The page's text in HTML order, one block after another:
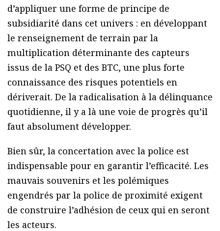
d’appliquer une forme de principe de
subsidiarité dans cet univers : en développant
le renseignement de terrain par la
multiplication déterminante des capteurs
issus de la PSQ et des BTC, une plus forte
connaissance des risques potentiels en
dériverait. De la radicalisation à la délinquance
quotidienne, il y a là une voie de progrès qu’il
faut absolument développer.
Bien sûr, la concertation avec la police est
indispensable pour en garantir l’efficacité. Les
mauvais souvenirs et les polémiques
engendrés par la police de proximité exigent
de construire l’adhésion de ceux qui en seront
les acteurs.